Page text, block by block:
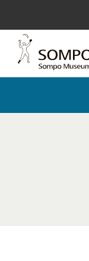
ン
ッ